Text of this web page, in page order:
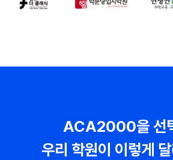
ACA2000을 선
우리 학원이 이렇게